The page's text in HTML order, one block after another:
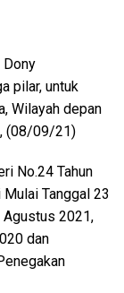
Dony
pilar, untuk
Wilayah depan
(08/09/21)
No.24 Tahun
Tanggal 23
Agustus 2021,
dan